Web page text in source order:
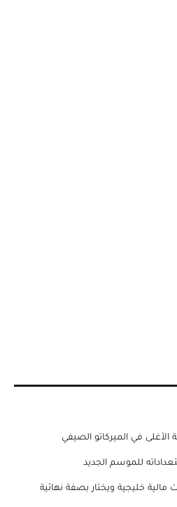
في الميركاتو الصيفي
للموسم الجديد
مالية خليجية ويختار بصفة نهائية